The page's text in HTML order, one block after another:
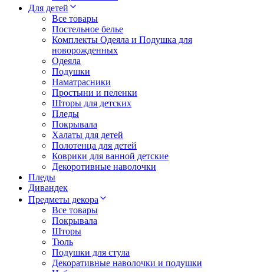
Для детей
Все товары
Постельное белье
Комплекты Одеяла и Подушка для
новорожденных
Одеяла
Подушки
Наматрасники
Простыни и пеленки
Шторы для детских
Пледы
Покрывала
Халаты для детей
Полотенца для детей
Коврики для ванной детские
Декоротивные наволочки
Пледы
Дивандек
Предметы декора
Все товары
Покрывала
Шторы
Тюль
Подушки для стула
Декоративные наволочки и подушки